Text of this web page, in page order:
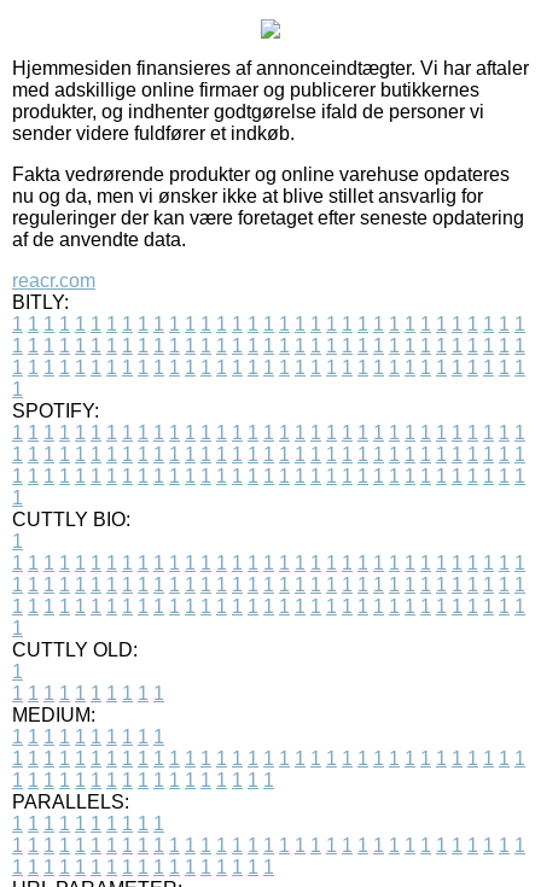
Hjemmesiden finansieres af annonceindtægter. Vi har aftaler
med adskillige online firmaer og publicerer butikkernes
produkter, og indhenter godtgørelse ifald de personer vi
sender videre fuldfører et indkøb.
Fakta vedrørende produkter og online varehuse opdateres
nu og da, men vi ønsker ikke at blive stillet ansvarlig for
reguleringer der kan være foretaget efter seneste opdatering
af de anvendte data.
reacr.com
BITLY:
1 1 1 1 1 1 1 1 1 1 1 1 1 1 1 1 1 1 1 1 1 1 1 1 1 1 1 1 1 1 1 1 1
1 1 1 1 1 1 1 1 1 1 1 1 1 1 1 1 1 1 1 1 1 1 1 1 1 1 1 1 1 1 1 1 1
1 1 1 1 1 1 1 1 1 1 1 1 1 1 1 1 1 1 1 1 1 1 1 1 1 1 1 1 1 1 1 1 1
1
SPOTIFY:
1 1 1 1 1 1 1 1 1 1 1 1 1 1 1 1 1 1 1 1 1 1 1 1 1 1 1 1 1 1 1 1 1
1 1 1 1 1 1 1 1 1 1 1 1 1 1 1 1 1 1 1 1 1 1 1 1 1 1 1 1 1 1 1 1 1
1 1 1 1 1 1 1 1 1 1 1 1 1 1 1 1 1 1 1 1 1 1 1 1 1 1 1 1 1 1 1 1 1
1
CUTTLY BIO:
1
1 1 1 1 1 1 1 1 1 1 1 1 1 1 1 1 1 1 1 1 1 1 1 1 1 1 1 1 1 1 1 1 1
1 1 1 1 1 1 1 1 1 1 1 1 1 1 1 1 1 1 1 1 1 1 1 1 1 1 1 1 1 1 1 1 1
1 1 1 1 1 1 1 1 1 1 1 1 1 1 1 1 1 1 1 1 1 1 1 1 1 1 1 1 1 1 1 1 1
1
CUTTLY OLD:
1
1 1 1 1 1 1 1 1 1 1
MEDIUM:
1 1 1 1 1 1 1 1 1 1
1 1 1 1 1 1 1 1 1 1 1 1 1 1 1 1 1 1 1 1 1 1 1 1 1 1 1 1 1 1 1 1 1
1 1 1 1 1 1 1 1 1 1 1 1 1 1 1 1 1
PARALLELS:
1 1 1 1 1 1 1 1 1 1
1 1 1 1 1 1 1 1 1 1 1 1 1 1 1 1 1 1 1 1 1 1 1 1 1 1 1 1 1 1 1 1 1
1 1 1 1 1 1 1 1 1 1 1 1 1 1 1 1 1